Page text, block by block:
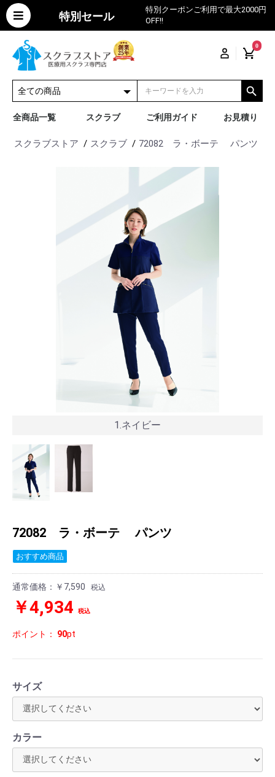
特別セール
特別クーポンご利用で最大2000円
OFF!!
0
全商品一覧 スクラブ ご利用ガイド お見積り
スクラブストア スクラブ 72082 ラ・ボーテ パンツ
1.ネイビー
72082 ラ・ボーテ パンツ
おすすめ商品
通常価格： ￥7,590 税込
￥4,934 税込
ポイント： 90pt
サイズ
カラー